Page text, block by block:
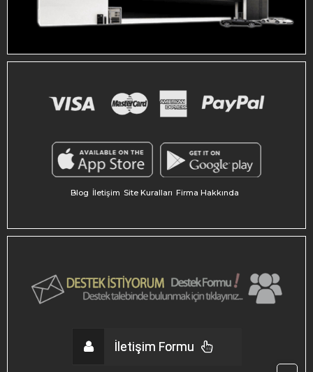
Blog İletişim Site Kuralları Firma Hakkında
İletişim Formu